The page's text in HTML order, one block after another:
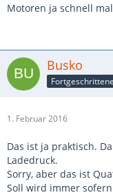
Motoren ja schnell
Busko
1. Februar 2016
Das ist ja praktisch.
Ladedruck.
Sorry, aber das ist
Soll wird immer